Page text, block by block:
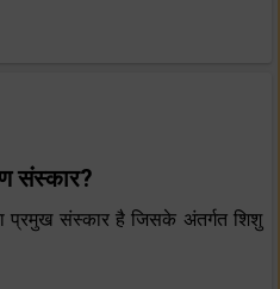
संस्कार?
प्रमुख संस्कार है जिसके अंतर्गत शिशु